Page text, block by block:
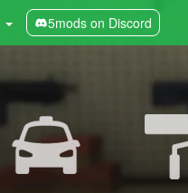
5mods on Discord